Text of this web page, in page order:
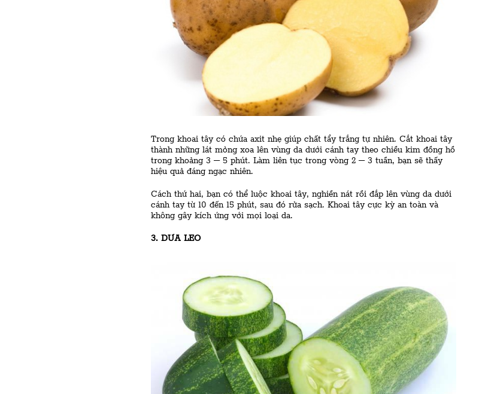
Trong khoai tây có chứa axit nhẹ giúp chất tẩy trắng tự nhiên. Cắt khoai tây
thành những lát mỏng xoa lên vùng da dưới cánh tay theo chiều kim đồng hồ
trong khoảng 3 – 5 phút. Làm liên tục trong vòng 2 – 3 tuần, bạn sẽ thấy
hiệu quả đáng ngạc nhiên.
Cách thứ hai, bạn có thể luộc khoai tây, nghiền nát rồi đắp lên vùng da dưới
cánh tay từ 10 đến 15 phút, sau đó rửa sạch. Khoai tây cực kỳ an toàn và
không gây kích ứng với mọi loại da.
3. DƯA LEO